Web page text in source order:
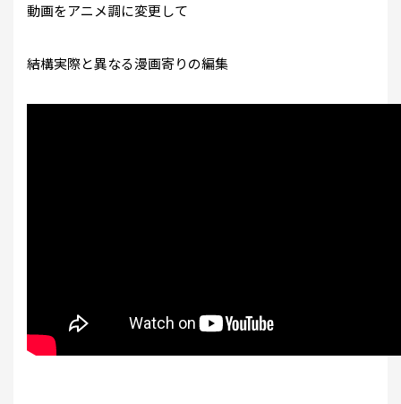
動画をアニメ調に変更して
結構実際と異なる漫画寄りの編集